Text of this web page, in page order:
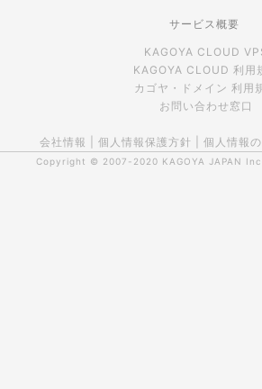
サービス概要
KAGOYA CLOUD
KAGOYA CLOUD 利用
カゴヤ・ドメイン 利用
お問い合わせ窓口
会社情報 個人情報保護方針 個人情報
Copyright © 2007-2020 KAGOYA JAPAN Inc.